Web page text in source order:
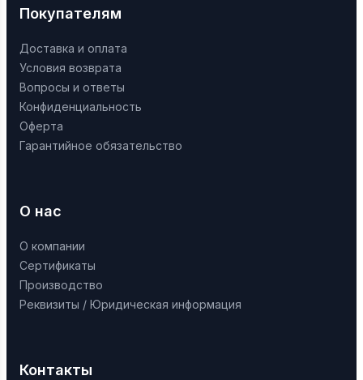
Покупателям
Доставка и оплата
Условия возврата
Вопросы и ответы
Конфиденциальность
Оферта
Гарантийное обязательство
О нас
О компании
Сертификаты
Производство
Реквизиты / Юридическая информация
Контакты